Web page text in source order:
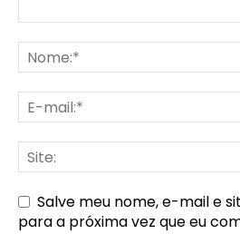
Salve meu nome, e-mail e
para a próxima vez que eu